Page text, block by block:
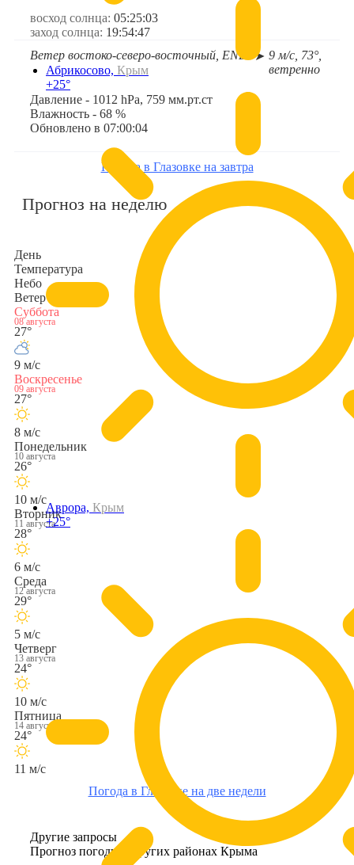
Абрикосово, Крым
+25°
Аврора, Крым
+25°
восход солнца: 05:25:03
заход солнца: 19:54:47
Ветер востоко-северо-восточный, ENE
➤ 9 м/с, 73°,
ветренно
Давление - 1012 hPa, 759 мм.рт.ст
Влажность - 68 %
Обновлено в 07:00:04
Погода в Глазовке на завтра
Прогноз на неделю
День
Температура
Небо
Ветер
Суббота
08 августа
27°
9 м/с
Воскресенье
09 августа
27°
8 м/с
Понедельник
10 августа
26°
10 м/с
Вторник
11 августа
28°
6 м/с
Среда
12 августа
29°
5 м/с
Четверг
13 августа
24°
10 м/с
Пятница
14 августа
24°
11 м/с
Погода в Глазовке на две недели
Другие запросы
Прогноз погоды в других районах Крыма